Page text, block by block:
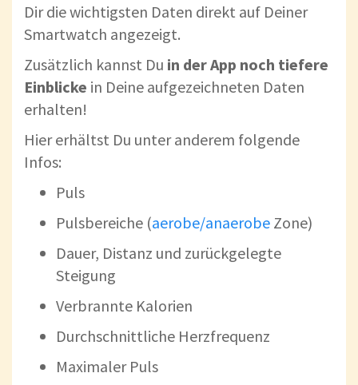
Dir die wichtigsten Daten direkt auf Deiner
Smartwatch angezeigt.
Zusätzlich kannst Du in der App noch tiefere
Einblicke in Deine aufgezeichneten Daten
erhalten!
Hier erhältst Du unter anderem folgende
Infos:
Puls
Pulsbereiche (aerobe/anaerobe Zone)
Dauer, Distanz und zurückgelegte
Steigung
Verbrannte Kalorien
Durchschnittliche Herzfrequenz
Maximaler Puls